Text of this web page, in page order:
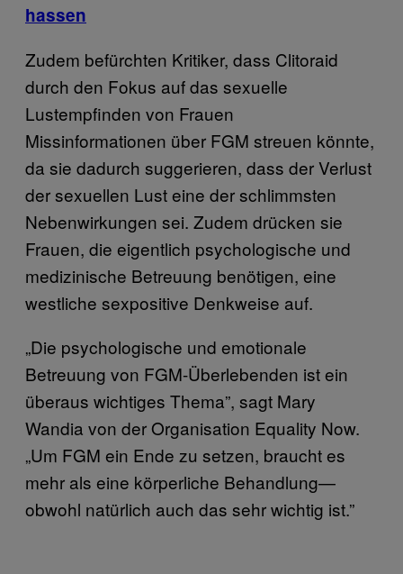
hassen
Zudem befürchten Kritiker, dass Clitoraid
durch den Fokus auf das sexuelle
Lustempfinden von Frauen
Missinformationen über FGM streuen könnte,
da sie dadurch suggerieren, dass der Verlust
der sexuellen Lust eine der schlimmsten
Nebenwirkungen sei. Zudem drücken sie
Frauen, die eigentlich psychologische und
medizinische Betreuung benötigen, eine
westliche sexpositive Denkweise auf.
„Die psychologische und emotionale
Betreuung von FGM-Überlebenden ist ein
überaus wichtiges Thema”, sagt Mary
Wandia von der Organisation Equality Now.
„Um FGM ein Ende zu setzen, braucht es
mehr als eine körperliche Behandlung—
obwohl natürlich auch das sehr wichtig ist.”